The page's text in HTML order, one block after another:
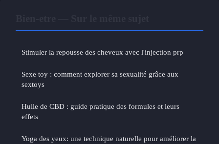
Stimuler la repousse des cheveux avec l'injection prp
Sexe toy : comment explorer sa sexualité grâce aux
sextoys
Huile de CBD : guide pratique des formules et leurs
effets
Yoga des yeux: une technique naturelle pour améliorer la